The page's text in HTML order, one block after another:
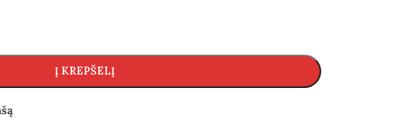
Į KREPŠELĮ